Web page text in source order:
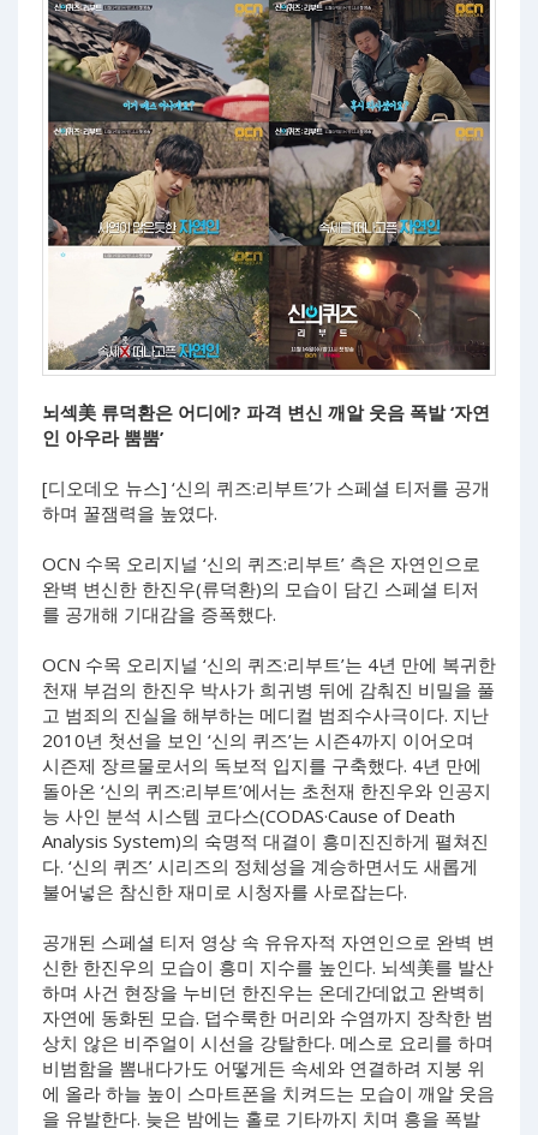
뇌섹美 류덕환은 어디에? 파격 변신 깨알 웃음 폭발 ‘자연
인 아우라 뿜뿜’
[디오데오 뉴스] ‘신의 퀴즈:리부트’가 스페셜 티저를 공개
하며 꿀잼력을 높였다.
OCN 수목 오리지널 ‘신의 퀴즈:리부트’ 측은 자연인으로
완벽 변신한 한진우(류덕환)의 모습이 담긴 스페셜 티저
를 공개해 기대감을 증폭했다.
OCN 수목 오리지널 ‘신의 퀴즈:리부트’는 4년 만에 복귀한
천재 부검의 한진우 박사가 희귀병 뒤에 감춰진 비밀을 풀
고 범죄의 진실을 해부하는 메디컬 범죄수사극이다. 지난
2010년 첫선을 보인 ‘신의 퀴즈’는 시즌4까지 이어오며
시즌제 장르물로서의 독보적 입지를 구축했다. 4년 만에
돌아온 ‘신의 퀴즈:리부트’에서는 초천재 한진우와 인공지
능 사인 분석 시스템 코다스(CODAS·Cause of Death
Analysis System)의 숙명적 대결이 흥미진진하게 펼쳐진
다. ‘신의 퀴즈’ 시리즈의 정체성을 계승하면서도 새롭게
불어넣은 참신한 재미로 시청자를 사로잡는다.
공개된 스페셜 티저 영상 속 유유자적 자연인으로 완벽 변
신한 한진우의 모습이 흥미 지수를 높인다. 뇌섹美를 발산
하며 사건 현장을 누비던 한진우는 온데간데없고 완벽히
자연에 동화된 모습. 덥수룩한 머리와 수염까지 장착한 범
상치 않은 비주얼이 시선을 강탈한다. 메스로 요리를 하며
비범함을 뽐내다가도 어떻게든 속세와 연결하려 지붕 위
에 올라 하늘 높이 스마트폰을 치켜드는 모습이 깨알 웃음
을 유발한다. 늦은 밤에는 홀로 기타까지 치며 흥을 폭발